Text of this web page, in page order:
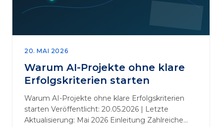
20. MAI 2026
Warum AI-Projekte ohne klare
Erfolgskriterien starten
Warum AI-Projekte ohne klare Erfolgskriterien
starten Veröffentlicht: 20.05.2026 | Letzte
Aktualisierung: Mai 2026 Einleitung Zahlreiche